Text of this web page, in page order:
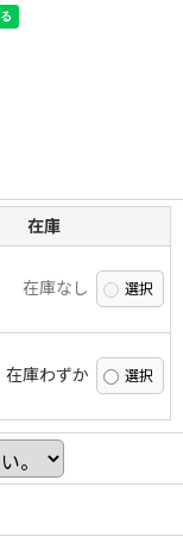
在庫
在庫なし
在庫わずか